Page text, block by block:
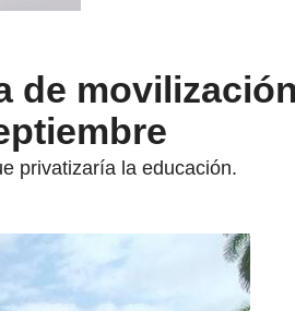
de
privatizaría la educación.